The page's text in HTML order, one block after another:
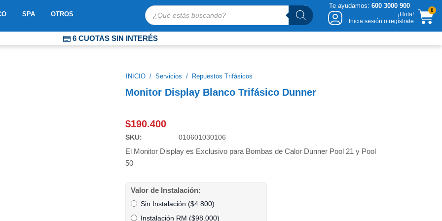
Te ayudamos: 600 3000 900
ABRIR MOSAICO
SPA ABRIR SPA
OTROS
Búsqueda
de
¡Hola!
Inicia sesión o regístrate
0
6 CUOTAS SIN INTERÉS
INICIO / Servicios / Repuestos Trifásicos
Monitor Display Blanco Trifásico Dunner
$190.400
SKU: 010601030106
El Monitor Display es Exclusivo para Bombas de Calor Dunner Pool 21 y Pool
50
Valor de Instalación:
Sin Instalación ($4.800)
Instalación RM ($98.000)
Monitor
Blanco
Trifásico